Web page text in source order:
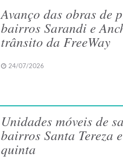
Avanço das obras de
bairros Sarandi e
trânsito da FreeWay
24/07/2026
Unidades móveis de
bairros Santa Tereza
quinta